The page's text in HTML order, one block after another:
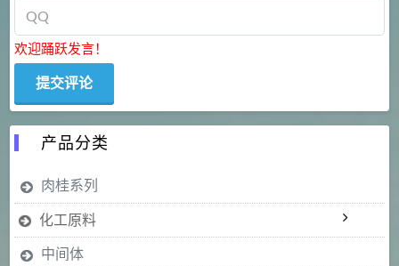
欢迎踊跃发言！
产品分类
肉桂系列
化工原料
中间体